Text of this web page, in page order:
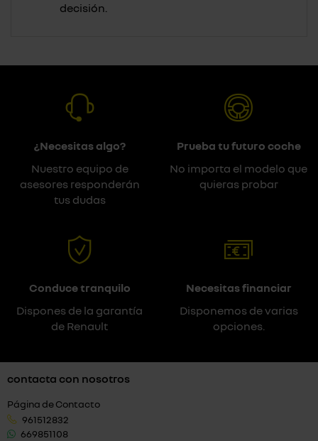
decisión.
¿Necesitas algo?
Nuestro equipo de
asesores responderán
tus dudas
Prueba tu futuro coche
No importa el modelo que
quieras probar
Conduce tranquilo
Dispones de la garantía
de Renault
Necesitas financiar
Disponemos de varias
opciones.
contacta con nosotros
Página de Contacto
961512832
669851108